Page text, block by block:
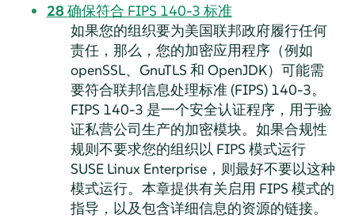
28 确保符合 FIPS 140-3 标准
如果您的组织要为美国联邦政府履行任何
责任，那么，您的加密应用程序（例如
openSSL、GnuTLS 和 OpenJDK）可能需
要符合联邦信息处理标准 (FIPS) 140-3。
FIPS 140-3 是一个安全认证程序，用于验
证私营公司生产的加密模块。如果合规性
规则不要求您的组织以 FIPS 模式运行
SUSE Linux Enterprise，则最好不要以这种
模式运行。本章提供有关启用 FIPS 模式的
指导，以及包含详细信息的资源的链接。